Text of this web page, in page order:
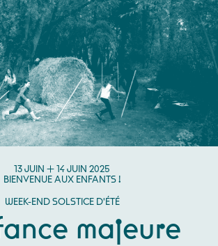
DU
13 JUIN
JUIN AU
14 JUIN
JUIN 2025
BIENVENUE AUX ENFANTS !
WEEK-END SOLSTICE D'ÉTÉ
majeure